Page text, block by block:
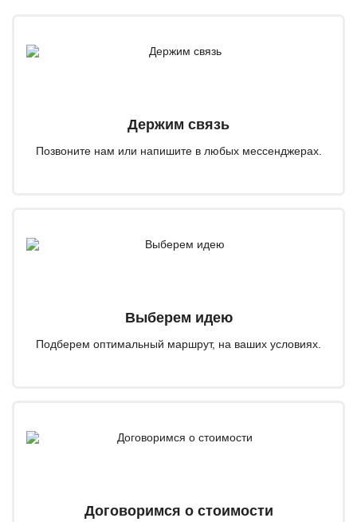
Держим связь
Позвоните нам или напишите в любых мессенджерах.
Выберем идею
Подберем оптимальный маршрут, на ваших условиях.
Договоримся о стоимости